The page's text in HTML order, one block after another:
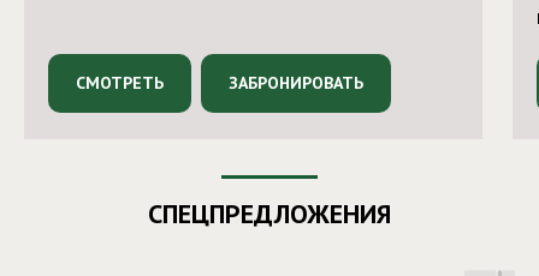
СМОТРЕТЬ ЗАБРОНИРОВАТЬ
СПЕЦПРЕДЛОЖЕНИЯ